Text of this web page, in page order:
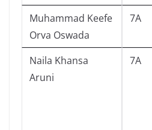
Muhammad Keefe
Orva Oswada
7A
Naila Khansa
Aruni
7A